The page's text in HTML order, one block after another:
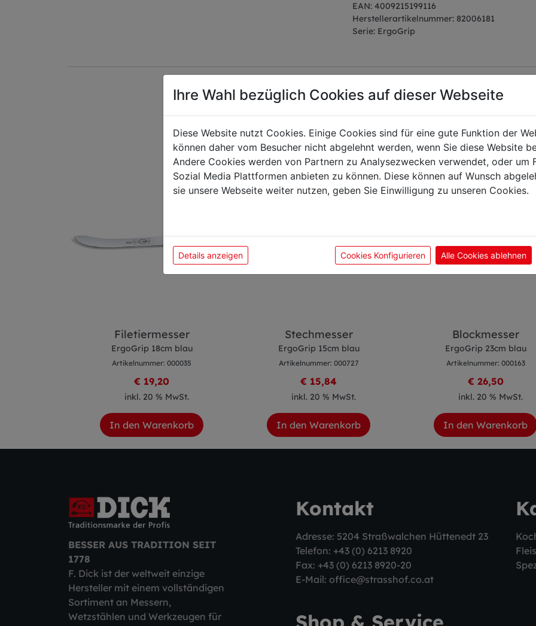
EAN: 4009215199116
Herstellerartikelnummer: 82006181
Serie: ErgoGrip
Das könnte Sie auch
Filetiermesser
ErgoGrip 18cm blau
Artikelnummer: 000035
€ 19,20
inkl. 20 % MwSt.
In den Warenkorb
Stechmesser
ErgoGrip 15cm blau
Artikelnummer: 000727
€ 15,84
inkl. 20 % MwSt.
In den Warenkorb
Blockmesser
ErgoGrip 23cm blau
Artikelnummer: 000163
€ 26,50
inkl. 20 % MwSt.
In den Warenkorb
BESSER AUS TRADITION SEIT
1778
F. Dick ist der weltweit einzige
Hersteller mit einem vollständigen
Sortiment an Messern,
Wetzstählen und Werkzeugen für
Kontakt
Adresse: 5204 Straßwalchen Hüttenedt 23
Telefon: +43 (0) 6213 8920
Fax: +43 (0) 6213 8920-20
E-Mail: office@strasshof.co.at
Ihre Wahl bezüglich Cookies auf dieser Webseite
Diese Website nutzt Cookies. Einige Cookies sind für eine gute Funktion der
können daher vom Besucher nicht abgelehnt werden, wenn Sie diese Website
Andere Cookies werden von Partnern zu Analysezwecken verwendet, oder um
Sozial Media Plattformen anbieten zu können. Diese können auf Wunsch
sie unsere Webseite weiter nutzen, geben Sie Einwilligung zu unseren Cookies.
Details anzeigen Cookies Konfigurieren Alle Cookies ablehnen